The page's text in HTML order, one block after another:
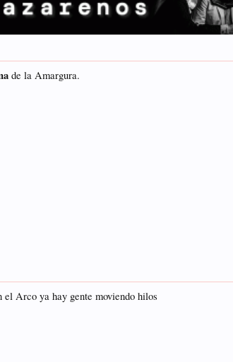
de la Amargura.
Arco ya hay gente moviendo hilos